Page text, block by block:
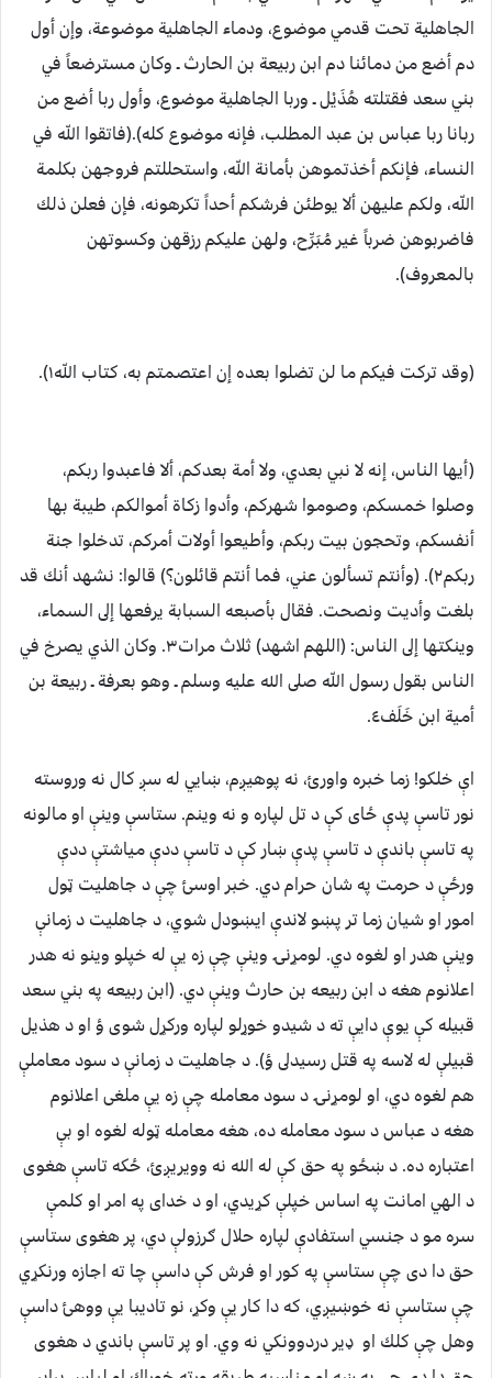
الجاهلية تحت قدمي موضوع، ودماء الجاهلية موضوعة، وإن أول
دم أضع من دمائنا دم ابن ربيعة بن الحارث ـ وكان مسترضعاً في
بني سعد فقتلته هُذَيْل ـ وربا الجاهلية موضوع، وأول ربا أضع من
ربانا ربا عباس بن عبد المطلب، فإنه موضوع كله‏)‏‏.‏‏(‏فاتقوا اللّه في
النساء، فإنكم أخذتموهن بأمانة اللّه، واستحللتم فروجهن بكلمة
اللّه، ولكم عليهن ألا يوطئن فرشكم أحداً تكرهونه، فإن فعلن ذلك
فاضربوهن ضرباً غير مُبَرِّح، ولهن عليكم رزقهن وكسوتهن
بالمعروف‏)‏‏.
(‏وقد تركت فيكم ما لن تضلوا بعده إن اعتصمتم به، كتاب اللّه‏١)‏‏.‏
(‏أيها الناس، إنه لا نبي بعدي، ولا أمة بعدكم، ألا فاعبدوا ربكم،
وصلوا خمسكم، وصوموا شهركم، وأدوا زكاة أموالكم، طيبة بها
أنفسكم، وتحجون بيت ربكم، وأطيعوا أولات أمركم، تدخلوا جنة
ربكم٢‏)‏‏.‏ ‏(‏وأنتم تسألون عني، فما أنتم قائلون‏؟‏‏)‏ قالوا‏:‏ نشهد أنك قد
بلغت وأديت ونصحت‏.‏ فقال بأصبعه السبابة يرفعها إلى السماء،
وينكتها إلى الناس‏:‏ ‏(‏اللهم اشهد‏)‏ ثلاث مرات‏٣.‏ وكان الذي يصرخ في
الناس بقول رسول اللّه صلى الله عليه وسلم ـ وهو بعرفة ـ ربيعة بن
أمية ابن خَلَف‏٤.‏
اې خلكو! زما خبره واورئ، نه پوهيږم، ښايي له سږ كال نه وروسته
نور تاسې پدې ځاى كې د تل لپاره و نه وينم. ستاسې وينې او مالونه
په تاسې باندې د تاسې پدې ښار كې د تاسې ددې مياشتې ددې
ورځې د حرمت په شان حرام دي. خبر اوسئ چې د جاهليت ټول
امور او شيان زما تر پښو لاندې ايښودل شوي، د جاهليت د زمانې
وينې هدر او لغوه دي. لومړنۍ وينې چې زه يې له خپلو وينو نه هدر
اعلانوم هغه د ابن ربيعه بن حارث وينې دي. (ابن ربيعه په بني سعد
قبيله كې يوې دايې ته د شيدو خوړلو لپاره وركړل شوى ؤ او د هذيل
قبيلې له لاسه په قتل رسيدلى ؤ). د جاهليت د زمانې د سود معاملې
هم لغوه دي، او لومړنۍ د سود معامله چې زه يې ملغى اعلانوم
هغه د عباس د سود معامله ده، هغه معامله ټوله لغوه او بې
اعتباره ده. د ښځو په حق كې له الله نه وويريږئ، ځكه تاسې هغوى
د الهي امانت په اساس خپلې كړيدي، او د خداى په امر او كلمې
سره مو د جنسي استفادې لپاره حلال ګرزولې دي، پر هغوى ستاسې
حق دا دى چې ستاسې په كور او فرش كې داسې چا ته اجازه ورنكړي
چې ستاسې نه خوښيږي، كه دا كار يې وكړ، نو تاديبا يې ووهئ داسې
وهل چې كلك او ډير دردوونكي نه وي. او پر تاسې باندي د هغوى